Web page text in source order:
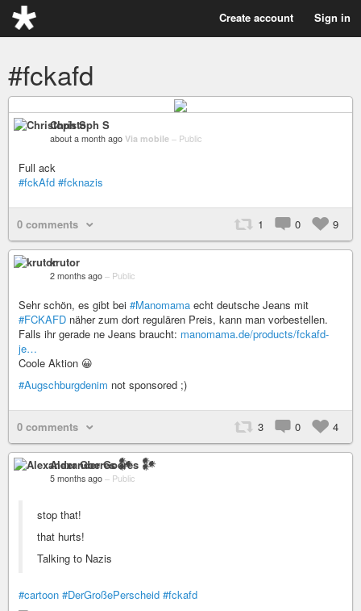
Create account Sign in
#fckafd
Christoph S
about a month ago Via mobile – Public
Full ack
#fckAfd #fcknazis
0 comments 1 0 9
krutor
2 months ago – Public
Sehr schön, es gibt bei #Manomama echt deutsche Jeans mit
#FCKAFD näher zum dort regulären Preis, kann man vorbestellen.
Falls ihr gerade ne Jeans braucht: manomama.de/products/fckafd-
je…
Coole Aktion 😀
#Augschburgdenim not sponsored ;)
0 comments 3 0 4
Alexander Goeres 𒀯
5 months ago – Public
stop that!
that hurts!
Talking to Nazis
#cartoon #DerGroßePerscheid #fckafd